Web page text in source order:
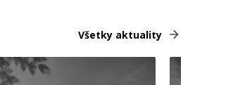
Všetky aktuality